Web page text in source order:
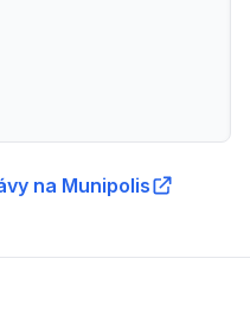
na Munipolis